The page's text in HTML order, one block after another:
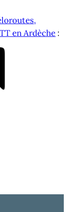
en Ardèche :